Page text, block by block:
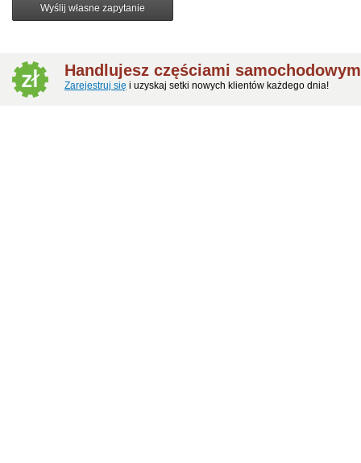
Handlujesz częściami
Zarejestruj się i uzyskaj setki nowych klientów każdego dnia!